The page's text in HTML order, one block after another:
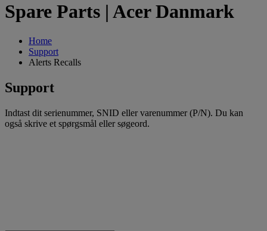
Spare Parts | Acer Danmark
Home
Support
Alerts Recalls
Support
Indtast dit serienummer, SNID eller varenummer (P/N). Du kan
også skrive et spørgsmål eller søgeord.